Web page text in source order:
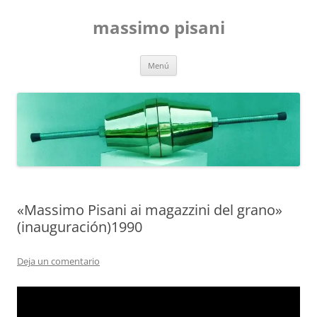
massimo pisani
Menú
«Massimo Pisani ai magazzini del grano»
(inauguración)1990
Deja un comentario